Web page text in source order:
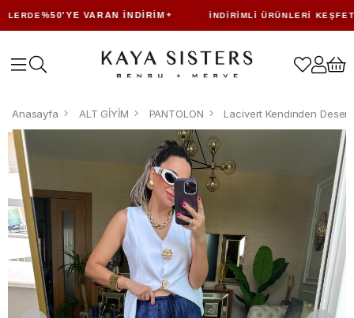
%50'YE VARAN İNDIRIM İNDIRIMLI ÜRÜNLERI KEŞFET
Anasayfa ALT GİYİM PANTOLON Lacivert Kendinden